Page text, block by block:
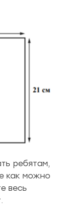
ребятам,
как можно
весь